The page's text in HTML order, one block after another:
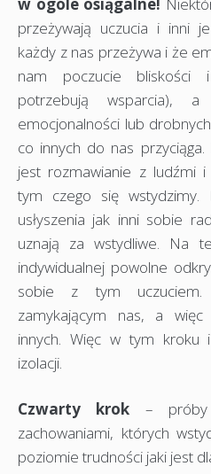
przeżywają uczucia i inni
każdy z nas przeżywa i że
nam poczucie bliskości
potrzebują wsparcia),
emocjonalności lub
co innych do nas
jest rozmawianie z ludźmi
tym czego się
usłyszenia jak inni sobie
uznają za wstydliwe. Na
indywidualnej powolne
sobie z tym uczuciem.
zamykającym nas, a
innych. Więc w tym
izolacji.
Czwarty krok – próby
zachowaniami, których
poziomie trudności jaki jest